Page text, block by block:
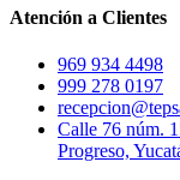
Atención a Clientes
969 934 4498
999 278 0197
Calle 76 núm.
Progreso,